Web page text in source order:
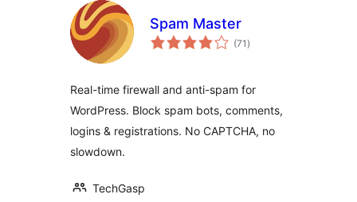
Spam Master
(71 གདེང་
འཇོག་
)
Real-time firewall and anti-spam for
WordPress. Block spam bots, comments,
logins & registrations. No CAPTCHA, no
slowdown.
TechGasp